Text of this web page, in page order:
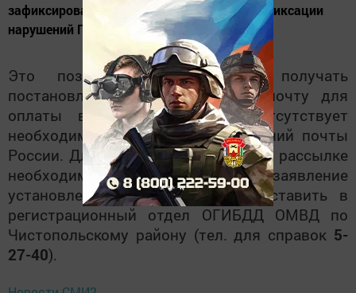
зафиксированных приборами фото, видеофиксации
нарушений ПДД.
Это позволяет своевременно получать
постановления на электронную почту для
оплаты в льготный период, отсутствует
необходимость посещения отделений почты
России. Для подключения к данной рассылке
необходимо заполнить заявление
установленного образца и предоставить в
регистрационный отдел ОГИБДД ОМВД по
Чистопольскому району (тел. для справок 5-
27-40).